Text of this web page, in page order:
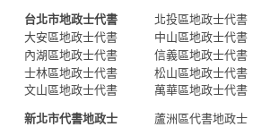
台北市地政士代書
大安區地政士代書
內湖區地政士代書
士林區地政士代書
文山區地政士代書
北投區地政士代書
中山區地政士代書
信義區地政士代書
松山區地政士代書
萬華區地政士代書
新北市代書地政士
蘆洲區代書地政士